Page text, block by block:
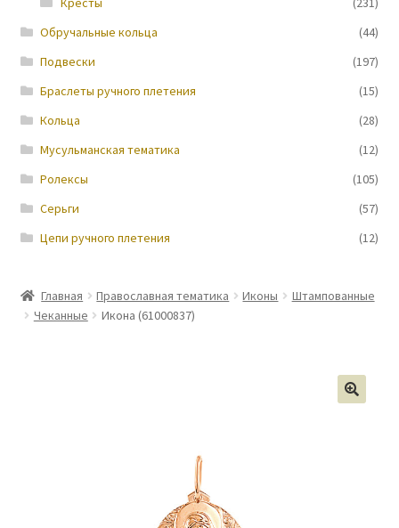
Обручальные кольца
(44)
Подвески
(197)
Браслеты ручного плетения
(15)
Кольца
(28)
Мусульманская тематика
(12)
Ролексы
(105)
Серьги
(57)
Цепи ручного плетения
(12)
Главная Православная тематика Иконы
Штампованные
Чеканные
Икона (61000837)